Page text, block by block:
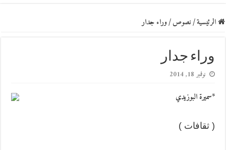
الرئيسية/نصوص/وراء جدار
وراء جدار
نوفمبر 18, 2014
*سميرة البوزيدي
( ثقافات )